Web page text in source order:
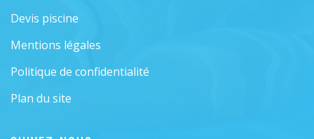
Devis piscine
Mentions légales
Politique de confidentialité
Plan du site